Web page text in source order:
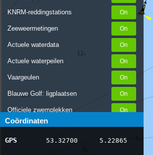
KNRM-reddingstations
Zeeweermetingen
Actuele waterdata
Actuele waterpeilen
Vaargeulen
Blauwe Golf: ligplaatsen
Officiele zwemplekken
Stremmingen/hinder
AIS scheepsposities
Coördinaten
GPS 53.32700 5.22865